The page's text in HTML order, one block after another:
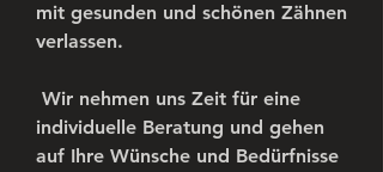
mit gesunden und schönen Zähnen
verlassen.
individuelle Beratung und gehen
auf Ihre Wünsche und Bedürfnisse